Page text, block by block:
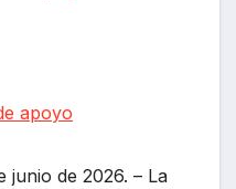
apoyo
junio de 2026. – La